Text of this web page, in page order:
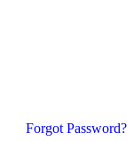
Forgot Password?